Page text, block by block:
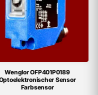
Wenglor OFP401P0189
Sensor
Farbsensor